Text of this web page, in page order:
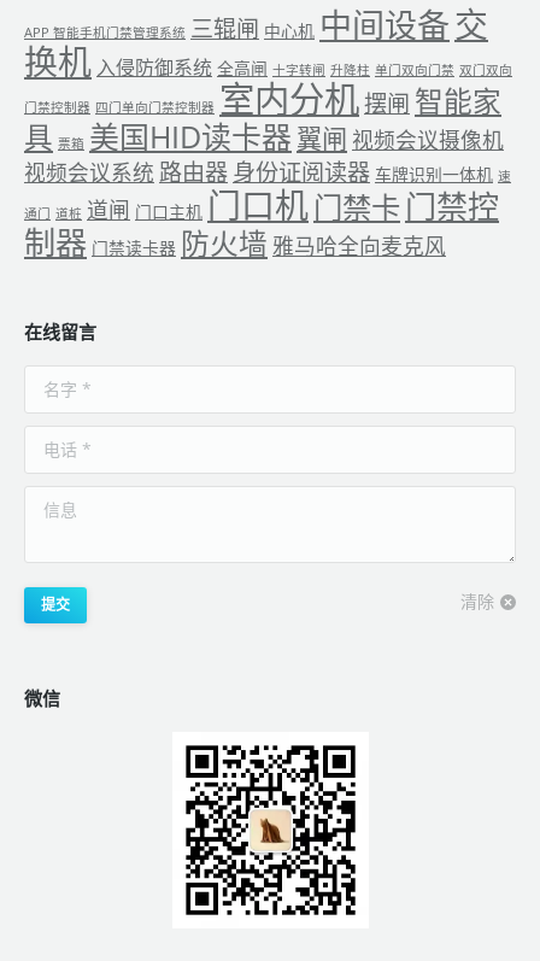
APP 智能手机门禁管理系统 三辊闸 中心机 中间设备交
换机 入侵防御系统 全高闸 十字转闸 升降柱 单门双向门禁 双门双向
门禁控制器 四门单向门禁控制器 室内分机摆闸 智能家
具 票箱 美国HID读卡器 翼闸 视频会议摄像机
视频会议系统 路由器 身份证阅读器 车牌识别一体机 速
通门 道桩 道闸 门口主机 门口机门禁卡 门禁控
制器 门禁读卡器 防火墙 雅马哈全向麦克风
在线留言
名字 *
电话 *
信息
提交 清除
微信